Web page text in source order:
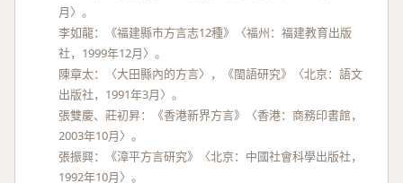
月〉。
李如龍：《福建縣市方言志12種》〈福州：福建教育出版
社，1999年12月〉。
陳章太：〈大田縣內的方言〉，《閩語研究》〈北京：語文
出版社，1991年3月〉。
張雙慶、莊初昇：《香港新界方言》〈香港：商務印書館，
2003年10月〉。
張振興：《漳平方言研究》〈北京：中國社會科學出版社，
1992年10月〉。